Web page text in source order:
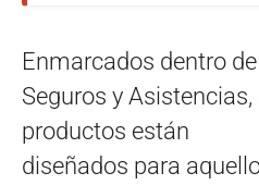
Enmarcados dentro
Seguros y
productos están
diseñados para